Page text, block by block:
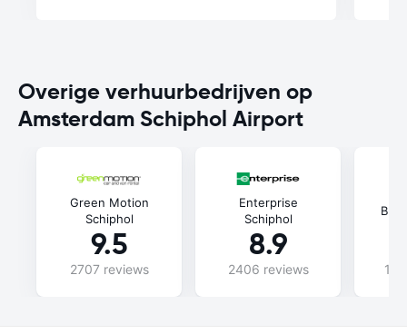
Overige verhuurbedrijven op
Amsterdam Schiphol Airport
Green Motion
Schiphol
9.5
2707 reviews
Enterprise
Schiphol
8.9
2406 reviews